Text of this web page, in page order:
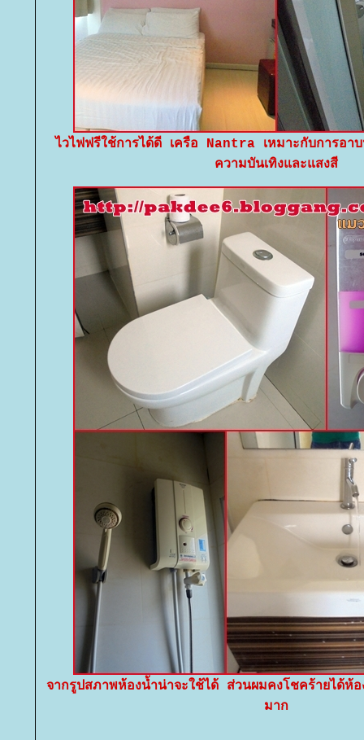
ไวไฟฟรีใช้การได้ดี เครือ Nantra เหมาะกับการอา
ความบันเทิงและแสงสี
จากรูปสภาพห้องน้ำน่าจะใช้ได้ ส่วนผมคงโชคร้ายได้ห้
มาก